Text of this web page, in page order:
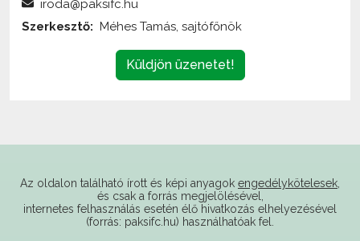
Küldjön üzenetet!
internetes felhasználás esetén élő hivatkozás elhelyezésével
(forrás: paksifc.hu) használhatóak fel.
Támogatóink